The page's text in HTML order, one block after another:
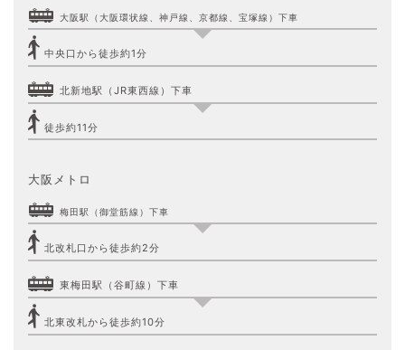
大阪駅（大阪環状線、神戸線、京都線、宝塚線）下車
中央口から徒歩約1分
北新地駅（JR東西線）下車
徒歩約11分
大阪メトロ
梅田駅（御堂筋線）下車
北改札口から徒歩約2分
東梅田駅（谷町線）下車
北東改札から徒歩約10分